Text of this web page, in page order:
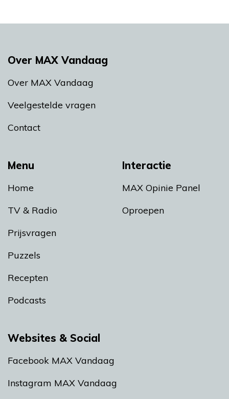
Menu
Home
TV & Radio
Prijsvragen
Puzzels
Recepten
Podcasts
Interactie
MAX Opinie Panel
Oproepen
Over MAX Vandaag
Over MAX Vandaag
Veelgestelde vragen
Contact
Websites & Social
Facebook MAX Vandaag
Instagram MAX Vandaag